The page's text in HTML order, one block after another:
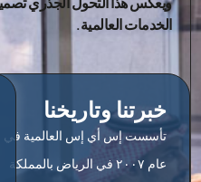
الخدمات العالمية.
خبرتنا وتاريخنا
تأسست إس أي إس العالمية في
عام ٢٠٠٧ في الرياض بالمملكة